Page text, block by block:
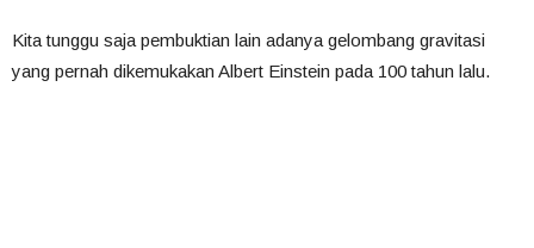
Kita tunggu saja pembuktian lain adanya gelombang gravitasi
yang pernah dikemukakan Albert Einstein pada 100 tahun lalu.